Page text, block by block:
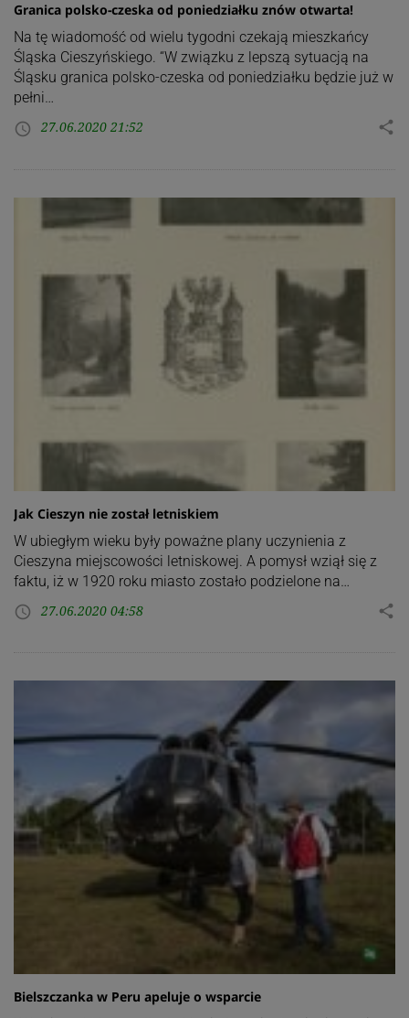
Granica polsko-czeska od poniedziałku znów otwarta!
Na tę wiadomość od wielu tygodni czekają mieszkańcy
Śląska Cieszyńskiego. “W związku z lepszą sytuacją na
Śląsku granica polsko-czeska od poniedziałku będzie już w
pełni…
access_time 27.06.2020 21:52 share
Jak Cieszyn nie został letniskiem
W ubiegłym wieku były poważne plany uczynienia z
Cieszyna miejscowości letniskowej. A pomysł wziął się z
faktu, iż w 1920 roku miasto zostało podzielone na…
access_time 27.06.2020 04:58 share
Bielszczanka w Peru apeluje o wsparcie